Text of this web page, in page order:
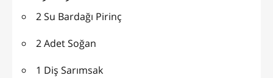
2 Su Bardağı Pirinç
2 Adet Soğan
1 Diş Sarımsak